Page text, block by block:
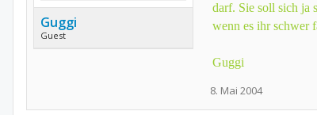
Guggi
Guest
darf. Sie soll sich ja
wenn es ihr schwer
Guggi
8. Mai 2004